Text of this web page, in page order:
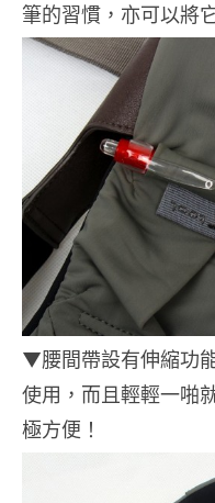
筆的習慣，亦可以將
▼腰間帶設有伸縮功
使用，而且輕輕一啪
極方便！